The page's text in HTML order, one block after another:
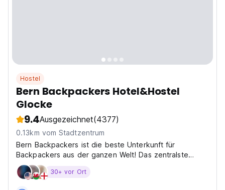
Hostel
Bern Backpackers Hotel&Hostel
Glocke
9.4Ausgezeichnet(4377)
0.13km vom Stadtzentrum
Bern Backpackers ist die beste Unterkunft für
Backpackers aus der ganzen Welt! Das zentralste
Budget-Hotel von Bern Die jugendliche Herberge für
junge und junggebliebene Traveller Tolle Lage mitten
30+ vor Ort